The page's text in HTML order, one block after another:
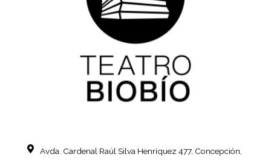
Avda. Cardenal Raúl Silva Henríquez 477, Concepción,